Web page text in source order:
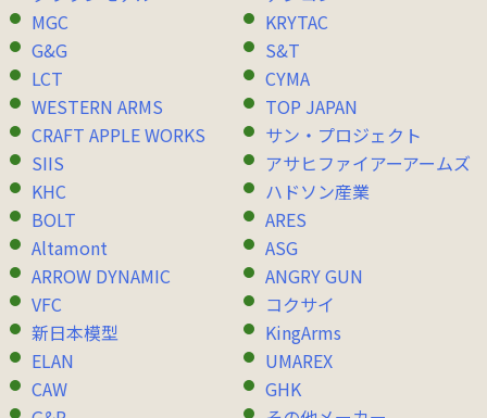
MGC
KRYTAC
G&G
S&T
LCT
CYMA
WESTERN ARMS
TOP JAPAN
CRAFT APPLE WORKS
サン・プロジェクト
SIIS
アサヒファイアーアームズ
KHC
ハドソン産業
BOLT
ARES
Altamont
ASG
ARROW DYNAMIC
ANGRY GUN
VFC
コクサイ
新日本模型
KingArms
ELAN
UMAREX
CAW
GHK